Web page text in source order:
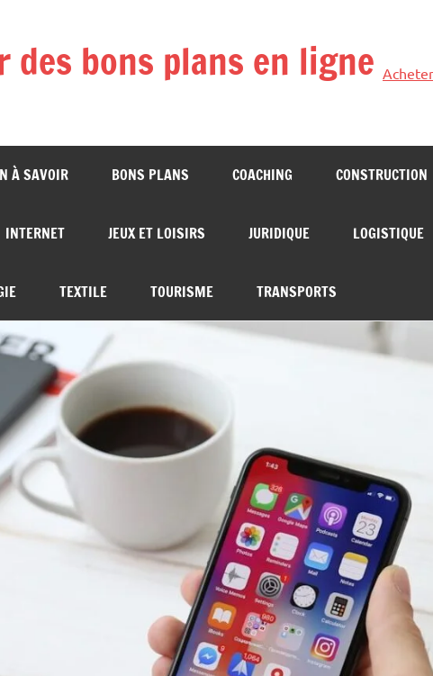
bons plans en ligne
À SAVOIR BONS PLANS COACHING CONSTRUCTION
INTERNET JEUX ET LOISIRS JURIDIQUE LOGISTIQUE
TEXTILE TOURISME TRANSPORTS